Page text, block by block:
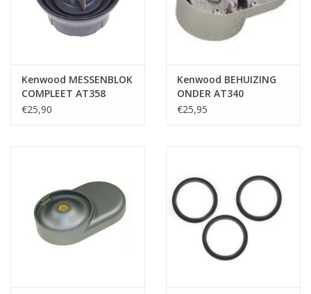
Kenwood MESSENBLOK
COMPLEET AT358
€25,90
Kenwood BEHUIZING
ONDER AT340
€25,95